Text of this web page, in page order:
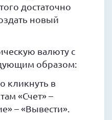
достаточно
новый
валюту с
образом:
кликнуть в
«Счет» –
– «Вывести».